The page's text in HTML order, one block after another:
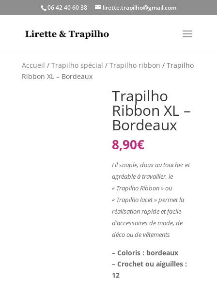
06 42 40 60 38 lirette.trapilho@gmail.com
Accueil / Trapilho spécial / Trapilho ribbon / Trapilho
Ribbon XL – Bordeaux
Trapilho
Ribbon XL –
Bordeaux
8,90€
Fil souple, doux au toucher et
agréable à travailler, le
« Trapilho Ribbon » ou
« Trapilho lacet » permet la
réalisation rapide et facile
d’accessoires de mode, de
déco ou devêtements
– Coloris : bordeaux
– Crochet ou aiguilles :
12